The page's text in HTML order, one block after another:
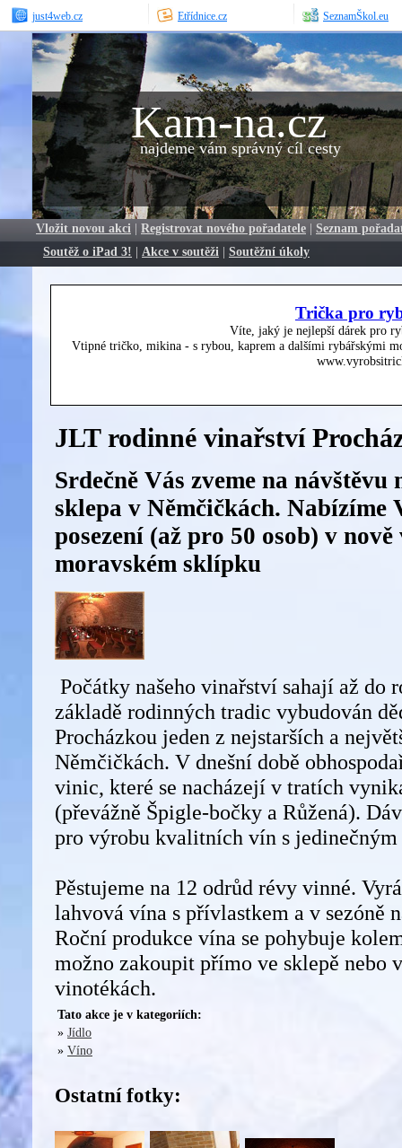
just4web.cz Etřídnice.cz SeznamŠkol.eu
Kam-na.cz
najdeme vám správný cíl cesty
Vložit novou akci | Registrovat nového pořadatele | Seznam
Soutěž o iPad 3! | Akce v soutěži | Soutěžní úkoly
Trička pro
Víte, jaký je nejlepší dárek pro
Vtipné tričko, mikina - s rybou, kaprem a dalšími rybářskými
JLT rodinné vinařství
Srdečně Vás zveme na návštěvu
sklepa v Němčičkách. Nabízíme
posezení (až pro 50 osob) v
moravském sklípku
Počátky našeho vinařství sahají až do
základě rodinných tradic vybudován
Procházkou jeden z nejstarších a
Němčičkách. V dnešní době
vinic, které se nacházejí v tratích
(převážně Špigle-bočky a Růžená).
pro výrobu kvalitních vín s jedinečným
Pěstujeme na 12 odrůd révy vinné.
lahvová vína s přívlastkem a v sezóně
Roční produkce vína se pohybuje
možno zakoupit přímo ve sklepě nebo
vinotékách.
Tato akce je v kategoriích:
» Jídlo
» Víno
Ostatní fotky: